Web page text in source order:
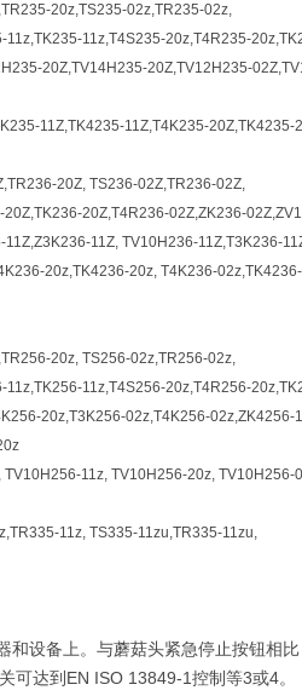
20z,TS235-02z,TR235-02z,
11z,T4S235-20z,T4R235-
20Z,TV14H235-20Z,TV12H235-
11Z,TK4235-11Z,T4K235-
20Z, TS236-02Z,TR236-02Z,
20Z,T4R236-02Z,ZK236-
11Z, TV10H236-11Z,T3K236-
20z,TK4236-20z, T4K236-
20z, TS256-02z,TR256-02z,
11z,T4S256-20z,T4R256-
20z,T3K256-02z,T4K256-
11z, TV10H256-20z, TV10H256-
11z, TS335-11zu,TR335-11zu,
设备上。与蘑菇头紧急停止按钮相
可达到EN ISO 13849-1控制等3或4。